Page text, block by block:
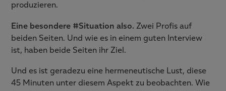
produzieren.
Eine besondere #Situation also. Zwei Profis auf
beiden Seiten. Und wie es in einem guten Interview
ist, haben beide Seiten ihr Ziel.
Und es ist geradezu eine hermeneutische Lust, diese
45 Minuten unter diesem Aspekt zu beobachten. Wie